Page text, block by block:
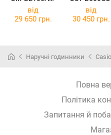
2A
9A
від
29 650 грн.
від
30 450 грн.
Наручні годинники Casio
Повна
Політика
Запитання й